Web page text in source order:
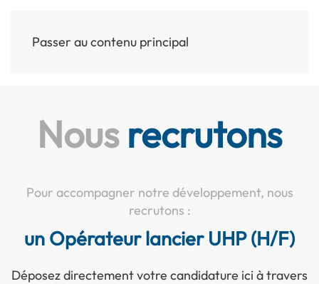
Passer au contenu principal
Nousrecrutons
Pour accompagner notre développement, nous
recrutons :
un Opérateur lancier UHP (H/F)
Déposez directement votre candidature ici à travers